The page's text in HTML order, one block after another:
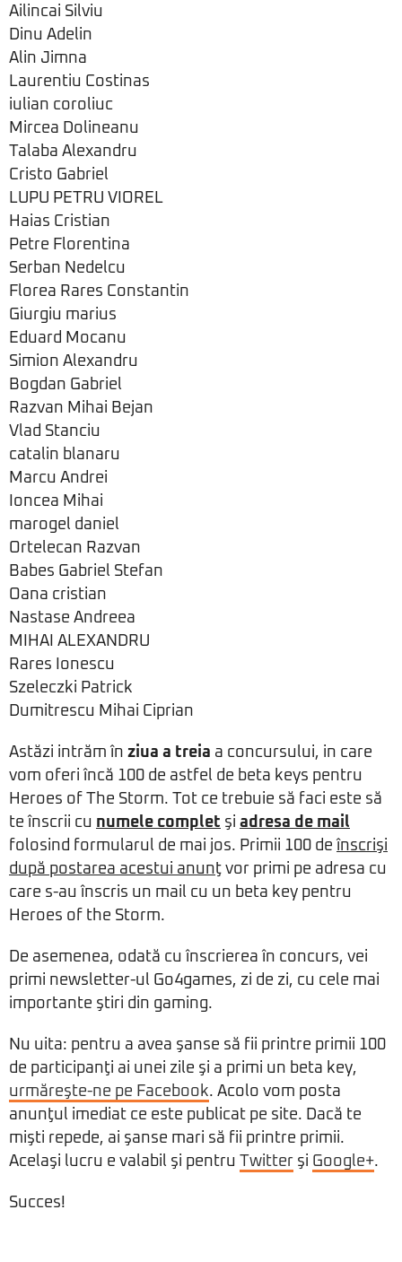
Ailincai Silviu
Dinu Adelin
Alin Jimna
Laurentiu Costinas
iulian coroliuc
Mircea Dolineanu
Talaba Alexandru
Cristo Gabriel
LUPU PETRU VIOREL
Haias Cristian
Petre Florentina
Serban Nedelcu
Florea Rares Constantin
Giurgiu marius
Eduard Mocanu
Simion Alexandru
Bogdan Gabriel
Razvan Mihai Bejan
Vlad Stanciu
catalin blanaru
Marcu Andrei
Ioncea Mihai
marogel daniel
Ortelecan Razvan
Babes Gabriel Stefan
Oana cristian
Nastase Andreea
MIHAI ALEXANDRU
Rares Ionescu
Szeleczki Patrick
Dumitrescu Mihai Ciprian
Astăzi intrăm în ziua a treia a concursului, in care
vom oferi încă 100 de astfel de beta keys pentru
Heroes of The Storm. Tot ce trebuie să faci este să
te înscrii cu numele complet şi adresa de mail
folosind formularul de mai jos. Primii 100 de înscrişi
după postarea acestui anunţ vor primi pe adresa cu
care s-au înscris un mail cu un beta key pentru
Heroes of the Storm.
De asemenea, odată cu înscrierea în concurs, vei
primi newsletter-ul Go4games, zi de zi, cu cele mai
importante ştiri din gaming.
Nu uita: pentru a avea şanse să fii printre primii 100
de participanţi ai unei zile şi a primi un beta key,
urmăreşte-ne pe Facebook. Acolo vom posta
anunţul imediat ce este publicat pe site. Dacă te
mişti repede, ai şanse mari să fii printre primii.
Acelaşi lucru e valabil şi pentru
Twitter şi Google+.
Succes!